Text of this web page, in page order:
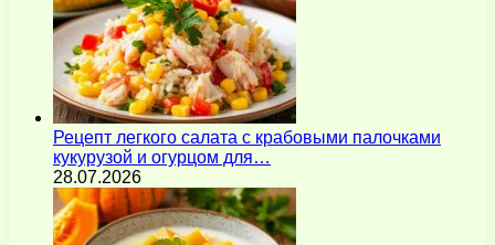
Рецепт легкого салата с крабовыми палочками
кукурузой и огурцом для…
28.07.2026